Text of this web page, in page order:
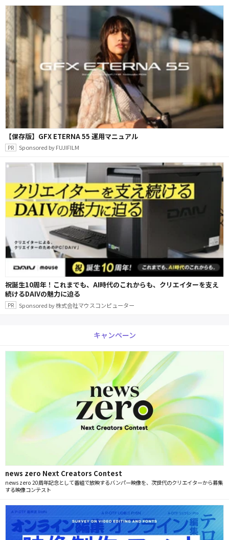
【保存版】GFX ETERNA 55 運用マニュアル
Sponsored by FUJIFILM
祝誕生10周年！これまでも、AI時代のこれからも、クリエイターを支え
続けるDAIVの魅力に迫る
Sponsored by 株式会社マウスコンピューター
キャンペーン
news zero Next Creators Contest
news zero 20周年記念として番組で放映するバンパー映像を、次世代のクリエイターから募集
する映像コンテスト